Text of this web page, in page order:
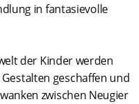
in fantasievolle
der Kinder werden
geschaffen und
zwischen Neugier